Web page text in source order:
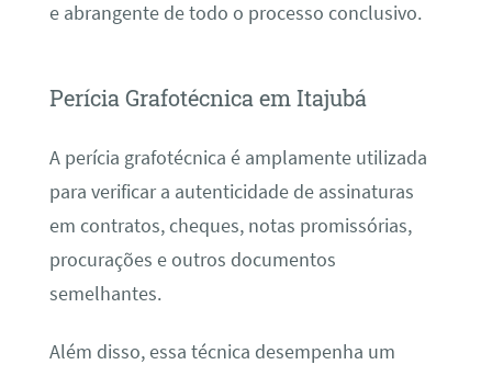
e abrangente de todo o processo conclusivo.
Perícia Grafotécnica em Itajubá
A perícia grafotécnica é amplamente utilizada
para verificar a autenticidade de assinaturas
em contratos, cheques, notas promissórias,
procurações e outros documentos
semelhantes.
Além disso, essa técnica desempenha um